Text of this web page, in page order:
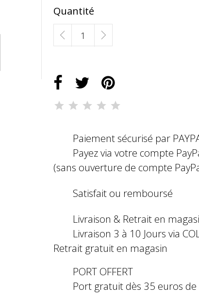
Quantité
Paiement sécurisé par
Payez via votre compte
(sans ouverture de compte
Satisfait ou remboursé
Livraison & Retrait en
Livraison 3 à 10 Jours via
Retrait gratuit en magasin
PORT OFFERT
Port gratuit dès 35 euros